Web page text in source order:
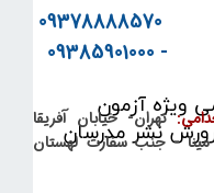
ویژه آزمون
و پرورش نشر مدرسان
09378888570
- 09385901000
تهران- خیابان آفریقا
مینا - جنب سفارت لهستان